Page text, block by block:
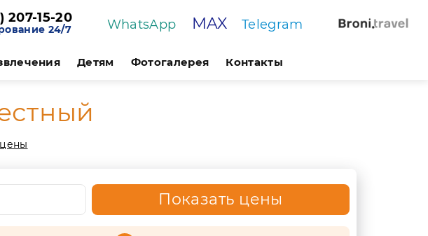
207-15-20
24/7 WhatsApp MAX Telegram
Детям Фотогалерея Контакты
Показать цены